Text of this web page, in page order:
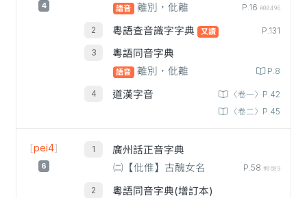
4 語音 離別，仳離 P.16 #00496
粵語查音識字字典 又讀 P.131
粵語同音字典
語音 離別，仳離 P.8
道漢字音
〈卷一〉P.42
〈卷二〉P.45
[pei4]
6
廣州話正音字典
㈡【仳倠】古醜女名
P.58 #0689
粵語同音字典(增訂本)